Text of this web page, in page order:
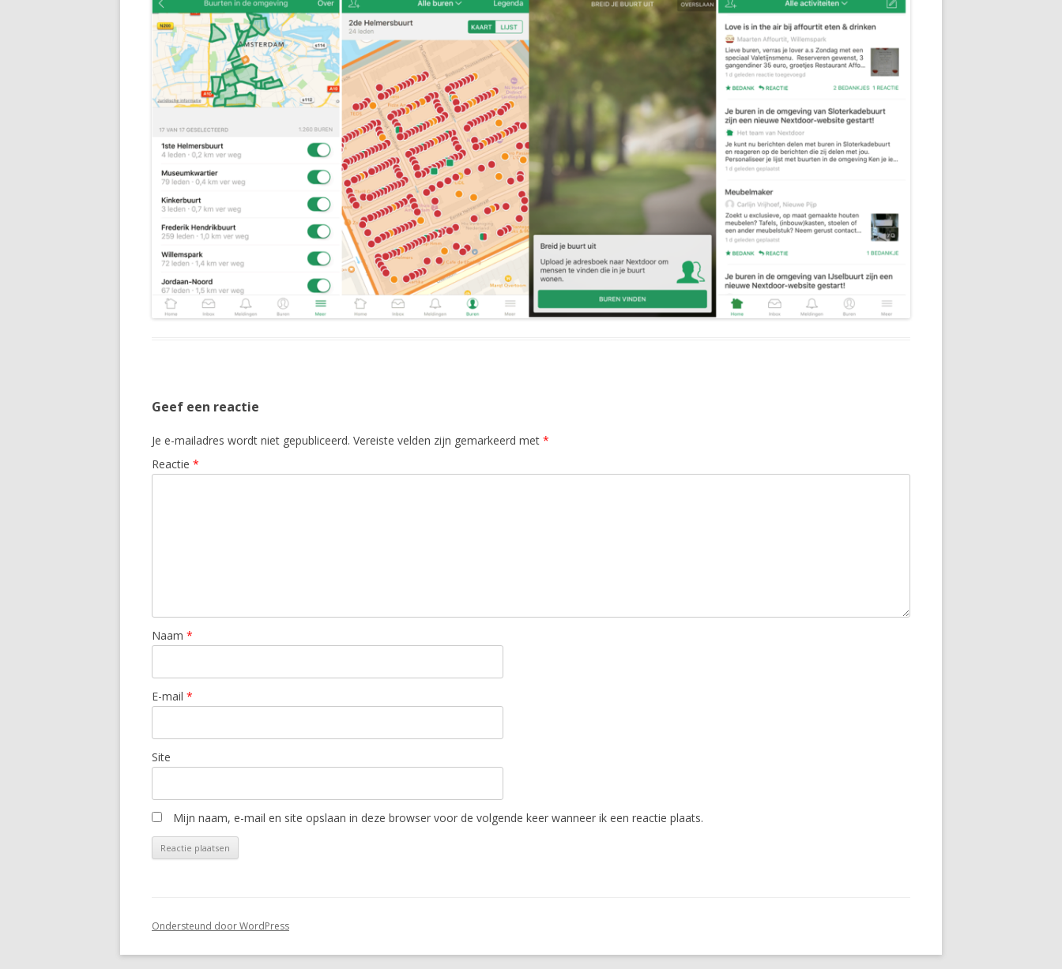
Geef een reactie
Je e-mailadres wordt niet gepubliceerd. Vereiste velden zijn gemarkeerd met *
Reactie *
Naam *
E-mail *
Site
Mijn naam, e-mail en site opslaan in deze browser voor de volgende keer wanneer ik een reactie plaats.
Ondersteund door WordPress